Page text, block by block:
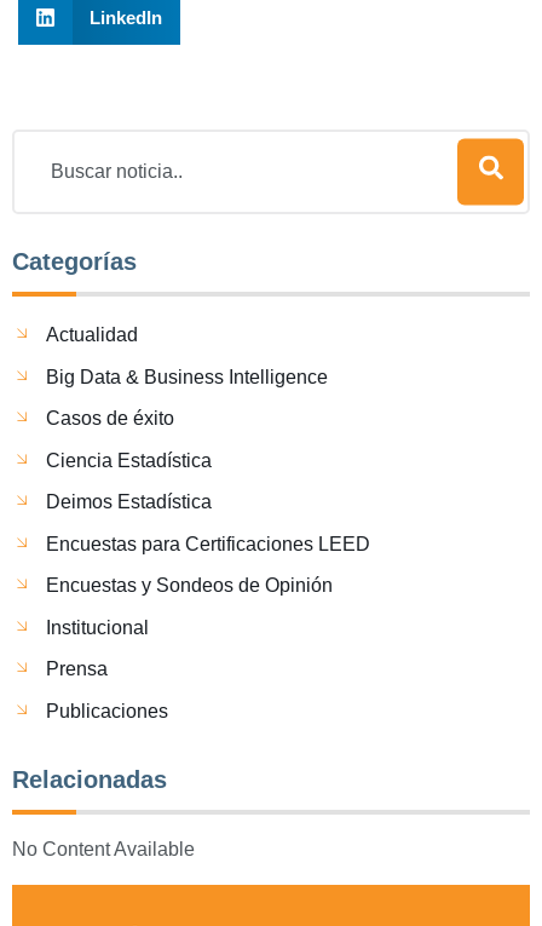
LinkedIn
Categorías
Actualidad
Big Data & Business Intelligence
Casos de éxito
Ciencia Estadística
Deimos Estadística
Encuestas para Certificaciones LEED
Encuestas y Sondeos de Opinión
Institucional
Prensa
Publicaciones
Relacionadas
No Content Available